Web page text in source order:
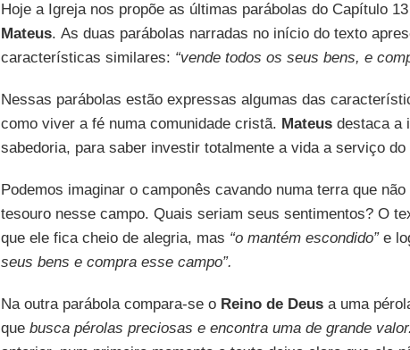
Hoje a Igreja nos propõe as últimas parábolas do Capítulo
Mateus. As duas parábolas narradas no início do texto
características similares: “vende todos os seus bens, e
Nessas parábolas estão expressas algumas das
como viver a fé numa comunidade cristã. Mateusdestaca a
sabedoria, para saber investir totalmente a vida a serviço do
Podemos imaginar o camponês cavando numa terra que
tesouro nesse campo. Quais seriam seus sentimentos? O
que ele fica cheio de alegria, mas “o mantém escondido”e
seus bens e compra esse campo”.
Na outra parábola compara-se o Reino de Deusa uma
que busca pérolas preciosas e encontra uma de grande valor.